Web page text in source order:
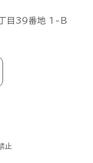
止
目39番地 1-Ｂ